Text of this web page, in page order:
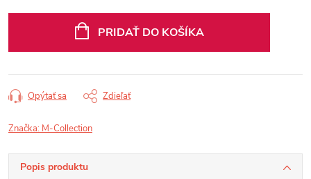
PRIDAŤ DO KOŠÍKA
Opýtať sa Zdieľať
Značka: M-Collection
Popis produktu